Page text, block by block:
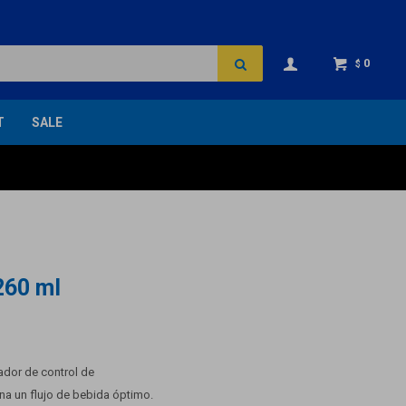
SALE
$ 0
ml
de control de
un flujo de bebida óptimo.